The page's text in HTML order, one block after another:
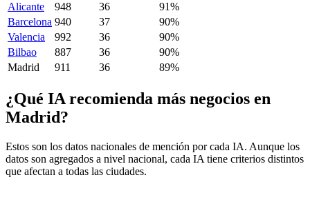
Alicante
948 36
91%
Barcelona 940 37
90%
Valencia
992 36
90%
Bilbao
887 36
90%
Madrid
911 36 89%
¿Qué IA recomienda más negocios en
Madrid?
Estos son los datos nacionales de mención por cada IA. Aunque los
datos son agregados a nivel nacional, cada IA tiene criterios distintos
que afectan a todas las ciudades.